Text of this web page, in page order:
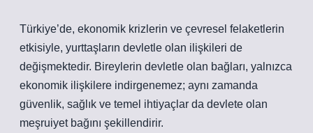
Türkiye’de, ekonomik krizlerin ve çevresel felaketlerin
etkisiyle, yurttaşların devletle olan ilişkileri de
değişmektedir. Bireylerin devletle olan bağları, yalnızca
ekonomik ilişkilere indirgenemez; aynı zamanda
güvenlik, sağlık ve temel ihtiyaçlar da devlete olan
meşruiyet bağını şekillendirir.